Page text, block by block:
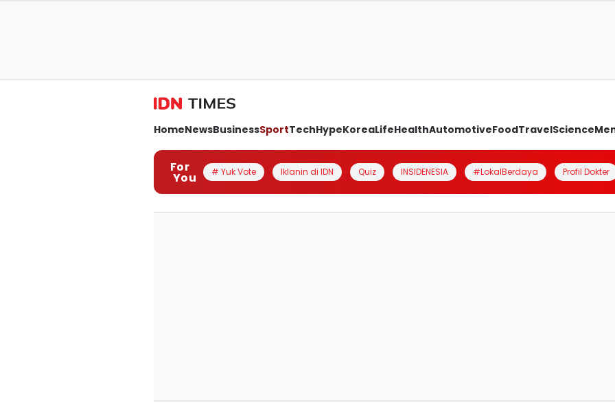
HomeNewsBusinessSportTechHypeKoreaLifeHealthAutomotiveFoodTravelScience
For
You # Yuk Vote Iklanin di IDN Quiz INSIDENESIA #LokalBerdaya Profil Dokter